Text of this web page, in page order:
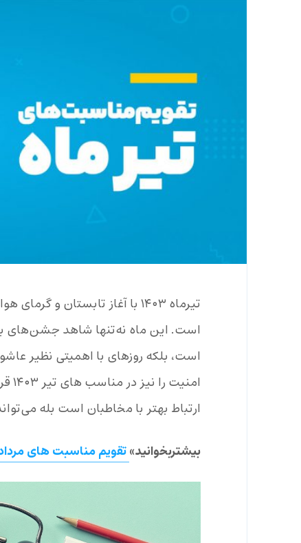
تیرماه ۱۴۰۳ با آغاز تابستان
است. این ماه نه‌تنها شاهد جشن‌های
ارتباط بهتر با مخاطبان است بله
بیشتربخوانید»تقویم مناسبت های